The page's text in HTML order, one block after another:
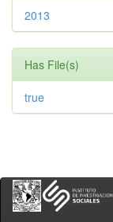
2013
Has File(s)
true